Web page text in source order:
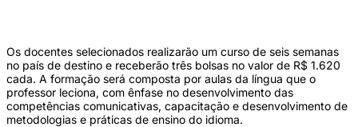
Os docentes selecionados realizarão um curso de seis semanas
no país de destino e receberão três bolsas no valor de R$ 1.620
cada. A formação será composta por aulas da língua que o
professor leciona, com ênfase no desenvolvimento das
competências comunicativas, capacitação e desenvolvimento de
metodologias e práticas de ensino do idioma.